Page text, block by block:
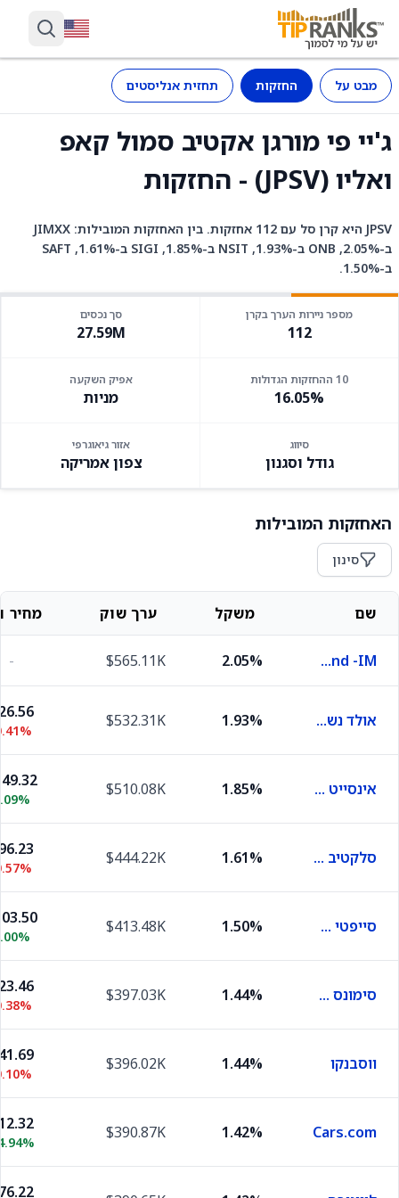
מבט על החזקות תחזית אנליסטים
ג'יי פי מורגן אקטיב סמול קאפ
ואליו (JPSV) - החזקות
JPSV היא קרן סל עם 112 אחזקות. בין האחזקות המובילות: JIMXX
ב-2.05%, ONB ב-1.93%, NSIT ב-1.85%, SIGI ב-1.61%, SAFT
ב-1.50%.
מספר ניירות הערך בקרן
112
סך נכסים
27.59M
10 ההחזקות הגדולות
16.05%
אפיק השקעה
מניות
סיווג
גודל וסגנון
אזור גיאוגרפי
צפון אמריקה
האחזקות המובילות
סינון
שם משקל ערך שוק מחיר
JPMorgan Trust I Prime Money Market Fund -IM-
2.05%
$565.11K
-
אולד נשיונל בנקורפ 1.93%
$532.31K
אינסייט אנטרפרייזס 1.85%
$510.08K
סלקטיב אינשורנס 1.61%
$444.22K
סייפטי אינשורנס 1.50%
$413.48K
סימונס פירסט נשיונל 1.44%
$397.03K
ווסבנקו 1.44%
$396.02K
Cars.com
1.42%
$390.87K